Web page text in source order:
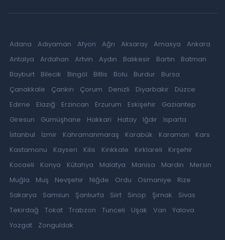
Adana Adıyaman Afyon Ağrı Aksaray Amasya
Ankara
Antalya
Ardahan Artvin Aydın Balıkesir Bartın
Batman
Bayburt
Bilecik Bingöl Bitlis Bolu Burdur
Bursa
Çanakkale
Çankırı Çorum Denizli Diyarbakır
Düzce
Edirne
Elazığ Erzincan Erzurum Eskişehir
Gaziantep
Giresun
Gümüşhane Hakkari Hatay Iğdır
Isparta
İstanbul
İzmir Kahramanmaraş Karabük Karaman
Kars
Kastamonu
Kayseri Kilis Kırıkkale Kırklareli
Kırşehir
Kocaeli
Konya Kütahya Malatya Manisa Mardin
Mersin
Muğla
Muş Nevşehir Niğde Ordu Osmaniye
Rize
Sakarya
Samsun Şanlıurfa Siirt Sinop Şırnak
Sivas
Tekirdağ
Tokat Trabzon Tunceli Uşak Van
Yalova
Yozgat
Zonguldak